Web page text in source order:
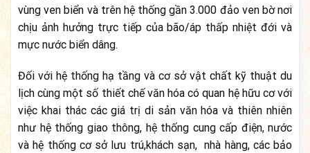
vùng ven biển và trên hệ thống gần 3.000 đảo ven bờ nơi
chịu ảnh hưởng trực tiếp của bão/áp thấp nhiệt đới và
mực nước biển dâng.
Đối với hệ thống hạ tầng và cơ sở vật chất kỹ thuật du
lịch cùng một số thiết chế văn hóa có quan hệ hữu cơ với
việc khai thác các giá trị di sản văn hóa và thiên nhiên
như hệ thống giao thông, hệ thống cung cấp điện, nước
và hệ thống cơ sở lưu trú,khách sạn, nhà hàng, các bảo